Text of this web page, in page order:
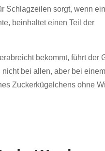
Schlagzeilen sorgt, wenn
beinhaltet einen Teil der
bekommt, führt der
bei allen, aber bei einem
Zuckerkügelchens ohne